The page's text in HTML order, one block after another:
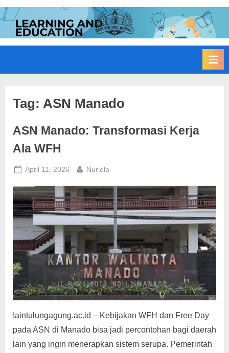
Skip
to
content
I
A
N
u
g
u
n
g
Edukasi
Membangun
Tag: ASN Manado
ASN Manado: Transformasi Kerja
Ala WFH
Posted
April 11, 2026 By
Nurlela
Iaintulungagung.ac.id – Kebijakan WFH dan Free Day
pada ASN di Manado bisa jadi percontohan bagi daerah
lain yang ingin menerapkan sistem serupa. Pemerintah